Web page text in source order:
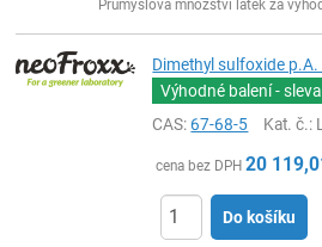
Průmyslová množství látek za
Dimethyl sulfoxide p.A.
Výhodné balení -
CAS:67-68-5 Kat. č.:
cena bez DPH 20
Do košíku